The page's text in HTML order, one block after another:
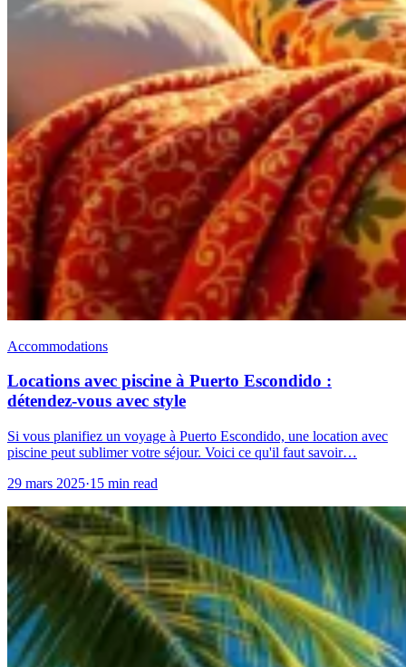
Accommodations
Locations avec piscine à Puerto Escondido :
détendez-vous avec style
Si vous planifiez un voyage à Puerto Escondido, une location avec
piscine peut sublimer votre séjour. Voici ce qu'il faut savoir…
29 mars 2025·15 min read